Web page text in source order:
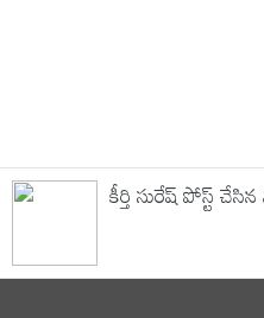
కీర్తి సురేష్ పోస్ట్